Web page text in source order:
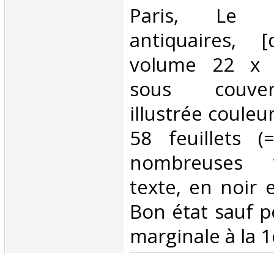
‎Paris, Le
antiquaires,
volume 22 x
sous
illustrée
58 feuillets
texte, en noir
Bon état sauf
marginale à la